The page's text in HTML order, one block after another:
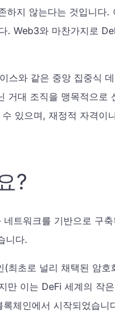
하지 않는다는 것입니다.
. Web3와 마찬가지로
스와 같은 중앙 집중식
거대 조직을 맹목적으로
있으며, 재정적 자격이
?
트워크를 기반으로 구
니다.
최초로 널리 채택된 암
만 이는 DeFi 세계의 작
체인에서 시작되었습니